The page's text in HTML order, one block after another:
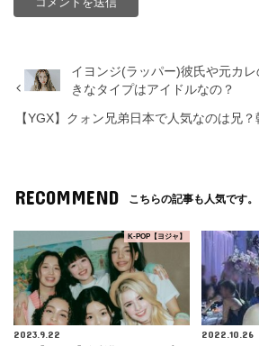
イヨンジ(ラッパー)彼氏や元カ
きなタイプはアイドルなの？
【YGX】クォン兄弟日本で人気なのは兄
RECOMMEND こちらの記事も人気です。
K-POP【ヨジャ】
2023.9.22
2022.10.26